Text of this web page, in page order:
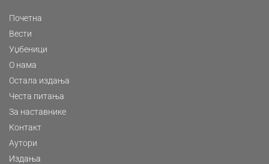
Почетна
Вести
Уџбеници
О нама
Остала издања
Честа питања
За наставнике
Контакт
Аутори
Издања